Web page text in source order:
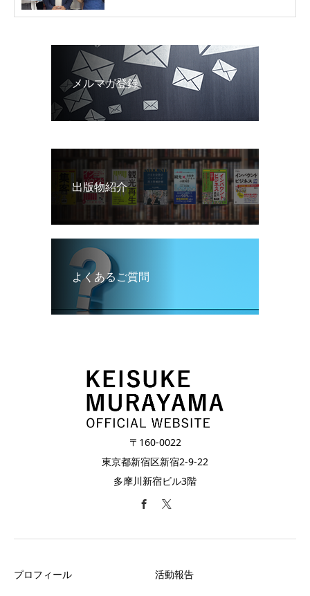
メルマガ登録
出版物紹介
よくあるご質問
〒160-0022
東京都新宿区新宿2-9-22
多摩川新宿ビル3階
プロフィール 活動報告